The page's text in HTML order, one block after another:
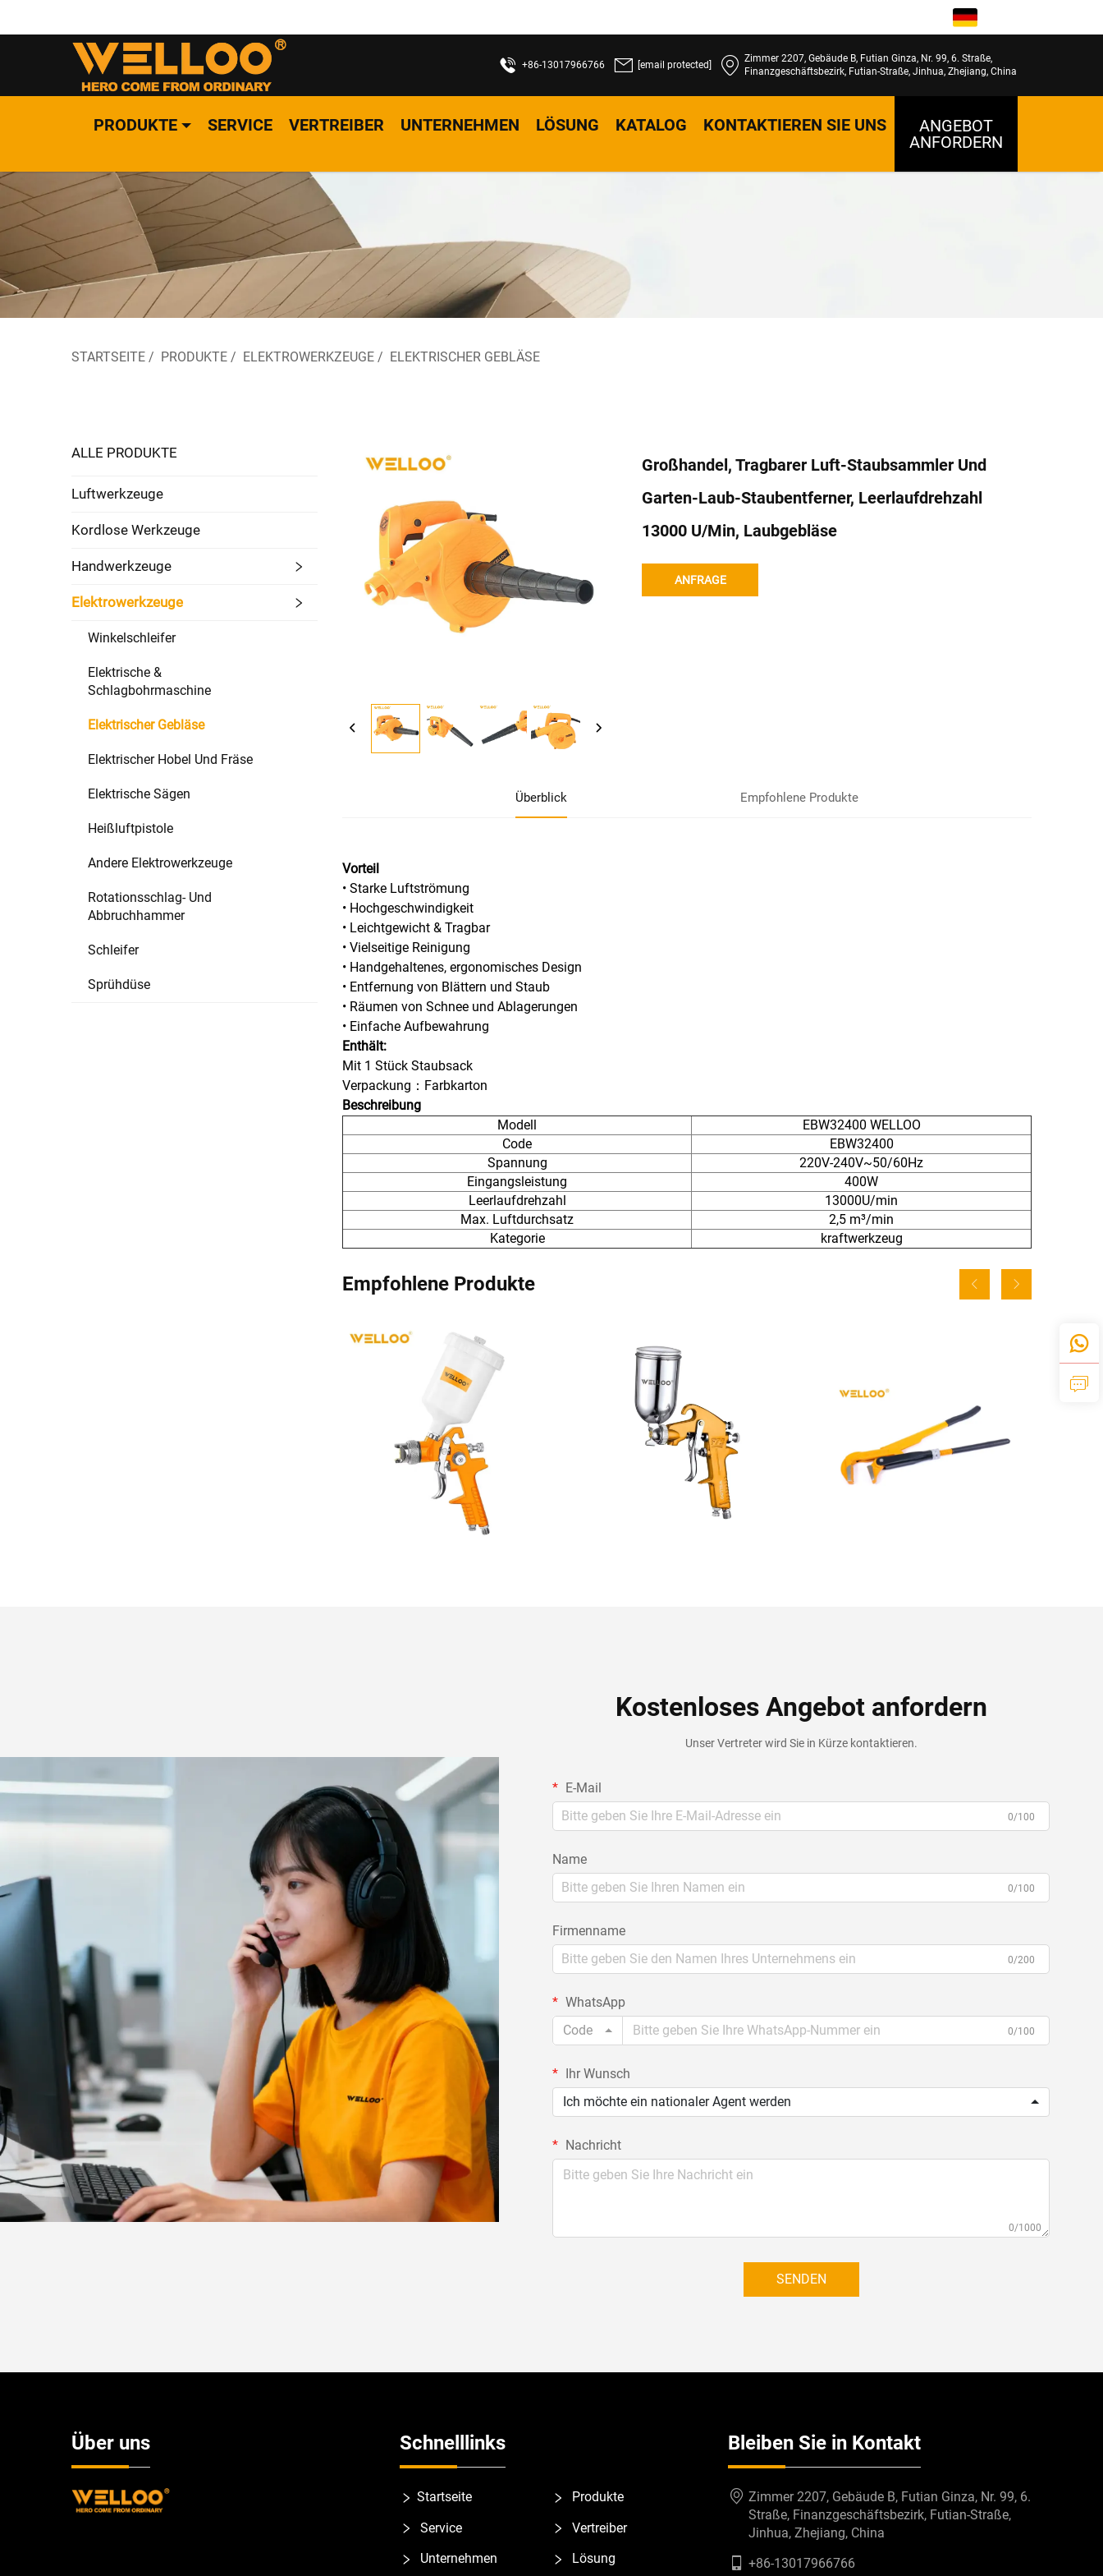
+86-13017966766 [email protected]
Zimmer 2207, Gebäude B, Futian Ginza, Nr. 99, 6. Straße,
Finanzgeschäftsbezirk, Futian-Straße, Jinhua, Zhejiang, China
PRODUKTE SERVICE VERTREIBER UNTERNEHMEN LÖSUNG KATALOG KONTAKTIEREN SIE UNS
ANGEBOT
ANFORDERN
STARTSEITE / PRODUKTE / ELEKTROWERKZEUGE / ELEKTRISCHER GEBLÄSE
ALLE PRODUKTE
Luftwerkzeuge
Kordlose Werkzeuge
Handwerkzeuge
Elektrowerkzeuge
Winkelschleifer
Elektrische &
Schlagbohrmaschine
Elektrischer Gebläse
Elektrischer Hobel Und Fräse
Elektrische Sägen
Heißluftpistole
Andere Elektrowerkzeuge
Rotationsschlag- Und
Abbruchhammer
Schleifer
Sprühdüse
Großhandel, Tragbarer Luft-Staubsammler Und
Garten-Laub-Staubentferner, Leerlaufdrehzahl
13000 U/min, Laubgebläse
ANFRAGE
Überblick Empfohlene Produkte
Vorteil
• Starke Luftströmung
• Hochgeschwindigkeit
• Leichtgewicht & Tragbar
• Vielseitige Reinigung
• Handgehaltenes, ergonomisches Design
• Entfernung von Blättern und Staub
• Räumen von Schnee und Ablagerungen
• Einfache Aufbewahrung
Enthält:
Mit 1 Stück Staubsack
Verpackung：Farbkarton
Beschreibung
Modell
EBW32400 WELLOO
Code
EBW32400
Spannung
220V-240V~50/60Hz
Eingangsleistung
400W
Leerlaufdrehzahl
13000U/min
Max. Luftdurchsatz
2,5 m³/min
Kategorie
kraftwerkzeug
Empfohlene Produkte
Kostenloses Angebot anfordern
Unser Vertreter wird Sie in Kürze kontaktieren.
E-Mail
0/100
Name
0/100
Firmenname
0/200
WhatsApp
Code
0/100
Ihr Wunsch
Ich möchte ein nationaler Agent werden
Nachricht
0/1000
SENDEN
Über uns Schnelllinks
Startseite
Produkte
Service
Vertreiber
Unternehmen
Lösung
Bleiben Sie in Kontakt
Zimmer 2207, Gebäude B, Futian Ginza, Nr. 99, 6.
Straße, Finanzgeschäftsbezirk, Futian-Straße,
Jinhua, Zhejiang, China
+86-13017966766